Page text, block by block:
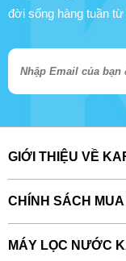
đời sống hàng tuần
GIỚI THIỆU VỀ
CHÍNH SÁCH
MÁY LỌC NƯỚC